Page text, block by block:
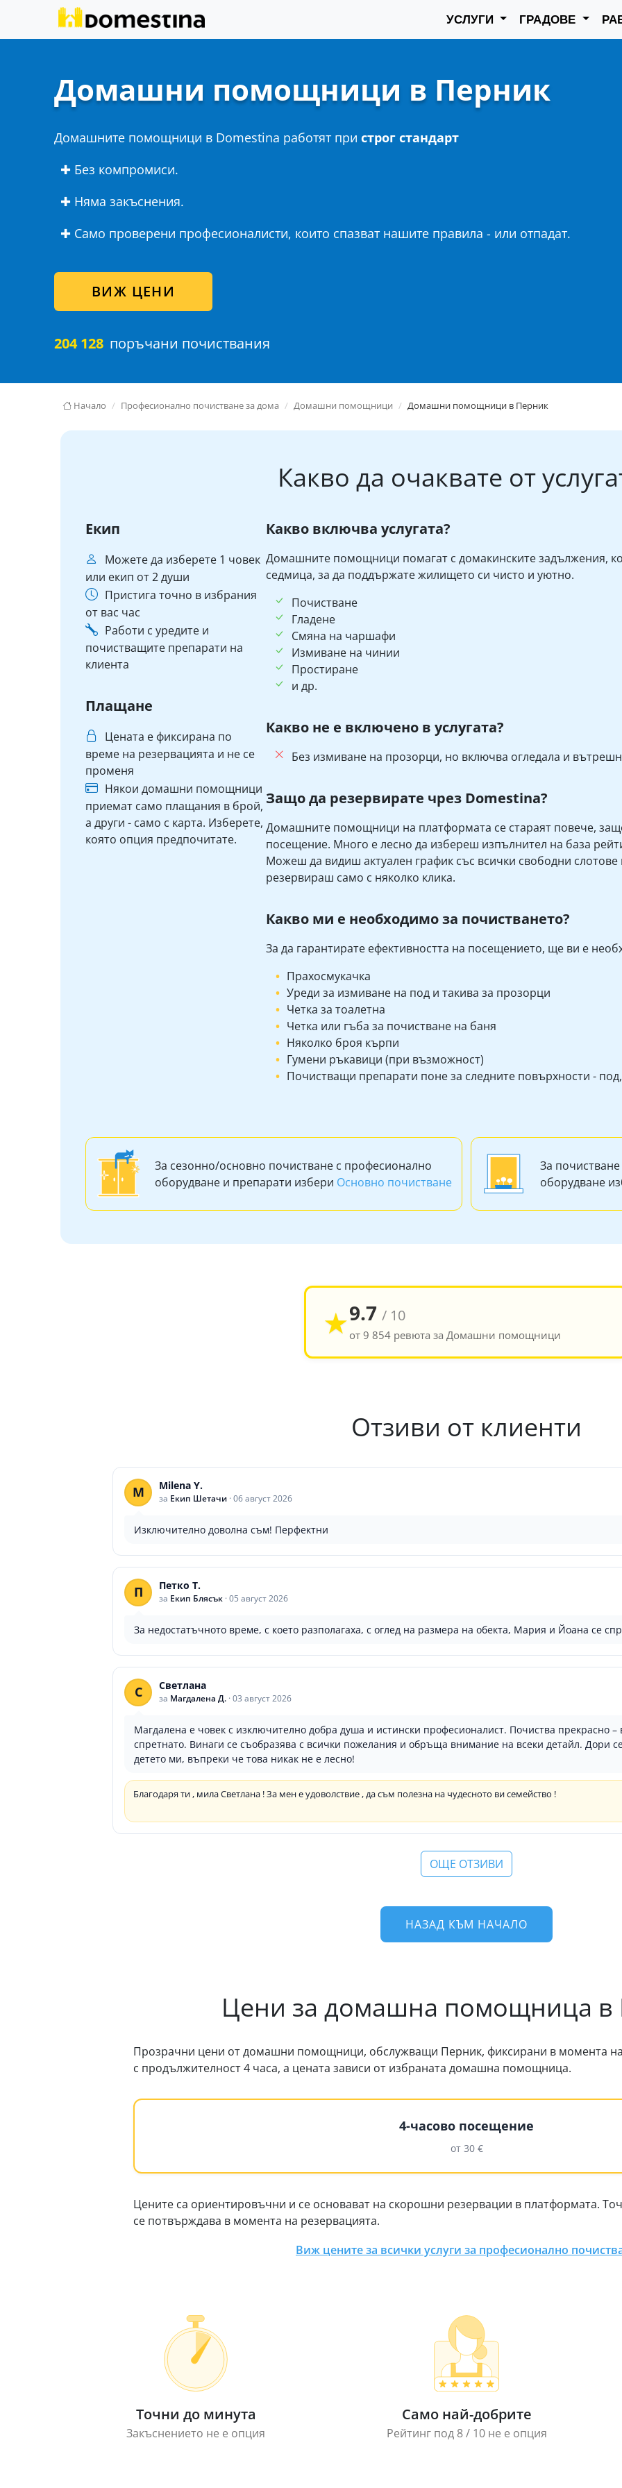
УСЛУГИ ГРАДОВЕ
Домашни помощници в Перник
Домашните помощници в Domestina работят при строг стандарт
✚ Без компромиси.
✚ Няма закъснения.
✚ Само проверени професионалисти, които спазват нашите правила - или отпадат.
ВИЖ ЦЕНИ
204 128 поръчани почиствания
Начало Професионално почистване за дома Домашни помощници Домашни помощници в Перник
Какво да очаквате от
Екип
Можете да изберете 1 човек
или екип от 2 души
Пристига точно в избрания
от вас час
Работи с уредите и
почистващите препарати на
клиента
Плащане
Цената е фиксирана по
време на резервацията и не се
променя
Някои домашни помощници
приемат само плащания в брой,
а други - само с карта. Изберете,
която опция предпочитате.
Какво включва услугата?
Домашните помощници помагат с домакинските задължения,
седмица, за да поддържате жилището си чисто и уютно.
Почистване
Гладене
Смяна на чаршафи
Измиване на чинии
Простиране
и др.
Какво не е включено в услугата?
Без измиване на прозорци, но включва огледала и
Защо да резервирате чрез Domestina?
Домашните помощници на платформата се стараят повече,
посещение. Много е лесно да избереш изпълнител на база
Можеш да видиш актуален график със всички свободни
резервираш само с няколко клика.
Какво ми е необходимо за почистването?
За да гарантирате ефективността на посещението, ще ви е
Прахосмукачка
Уреди за измиване на под и такива за прозорци
Четка за тоалетна
Четка или гъба за почистване на баня
Няколко броя кърпи
Гумени ръкавици (при възможност)
Почистващи препарати поне за следните повърхности -
За сезонно/основно почистване с професионално
оборудване и препарати избери Основно почистване
За
оборудване
★9.7 / 10
от 9 854 ревюта за Домашни помощници
Отзиви от клиенти
M Milena Y.
за Екип Шетачи ·06 август 2026
Изключително доволна съм! Перфектни
П Петко Т.
за Екип Блясък ·05 август 2026
За недостатъчното време, с което разполагаха, с оглед на размера на обекта, Мария и Йоана се
С Светлана
за Магдалена Д. ·03 август 2026
Магдалена е човек с изключително добра душа и истински професионалист. Почиства прекрасно –
спретнато. Винаги се съобразява с всички пожелания и обръща внимание на всеки детайл. Дори
детето ми, въпреки че това никак не е лесно!
Благодаря ти , мила Светлана ! За мен е удоволствие , да съм полезна на чудесното ви семейство !
ОЩЕ ОТЗИВИ
НАЗАД КЪМ НАЧАЛО
Цени за домашна помощница в
Прозрачни цени от домашни помощници, обслужващи Перник, фиксирани в момента
с продължителност 4 часа, а цената зависи от избраната домашна помощница.
4-часово посещение
от 30 €
Цените са ориентировъчни и се основават на скорошни резервации в платформата.
се потвърждава в момента на резервацията.
Виж цените за всички услуги за професионално
Точни до минута
Закъснението не е опция
Само най-добрите
Рейтинг под 8 / 10 не е опция